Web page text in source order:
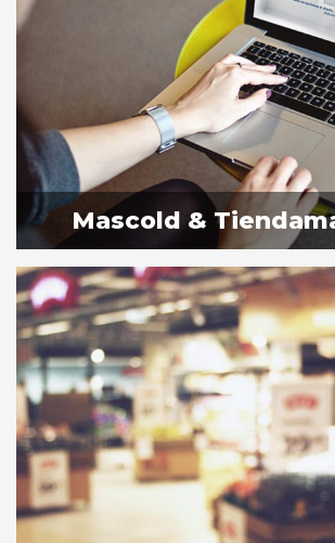
Mascold &